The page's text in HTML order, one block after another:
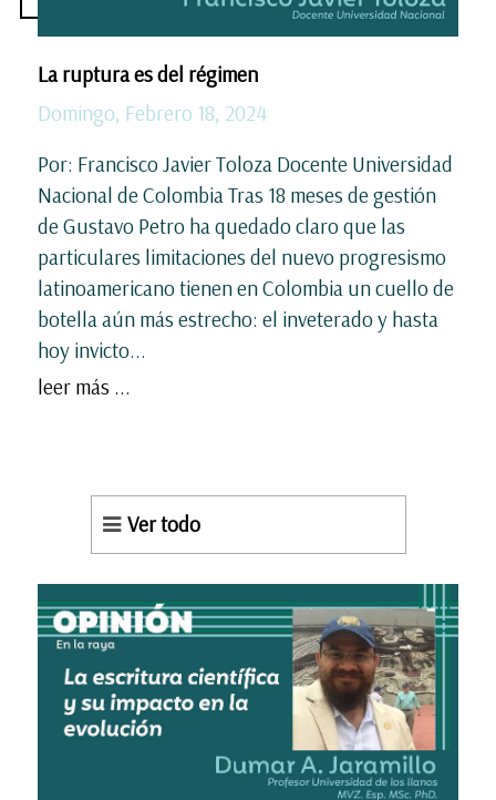
La ruptura es del régimen
Domingo, Febrero 18, 2024
Por: Francisco Javier Toloza Docente Universidad
Nacional de Colombia Tras 18 meses de gestión
de Gustavo Petro ha quedado claro que las
particulares limitaciones del nuevo progresismo
latinoamericano tienen en Colombia un cuello de
botella aún más estrecho: el inveterado y hasta
hoy invicto...
leer más ...
Ver todo